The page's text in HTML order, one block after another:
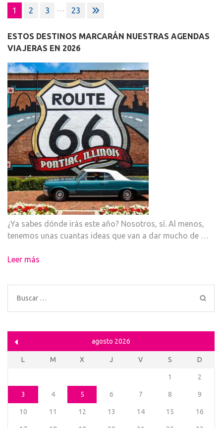
Paginación
de
entradas
1 2 3 23
ESTOS DESTINOS MARCARÁN NUESTRAS AGENDAS
VIAJERAS EN 2026
¿Ya sabes dónde irás este año? Nosotros, sí. Al menos,
tenemos unas cuantas ideas que van a dar mucho de …
Leer más
Buscar:
agosto 2026
L M X J V S D
1 2
3 4 5 6 7 8 9
10 11 12 13 14 15 16